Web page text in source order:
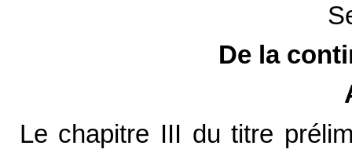
De la
Le chapitre III du titre